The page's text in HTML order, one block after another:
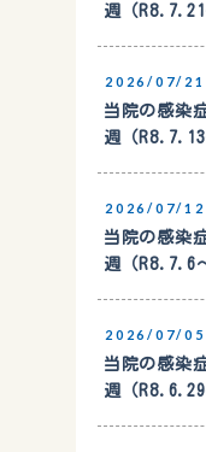
週（R8.7.21
2026/07/21
当院の感染
週（R8.7.13
2026/07/12
当院の感染
週（R8.7.6
2026/07/05
当院の感染
週（R8.6.29